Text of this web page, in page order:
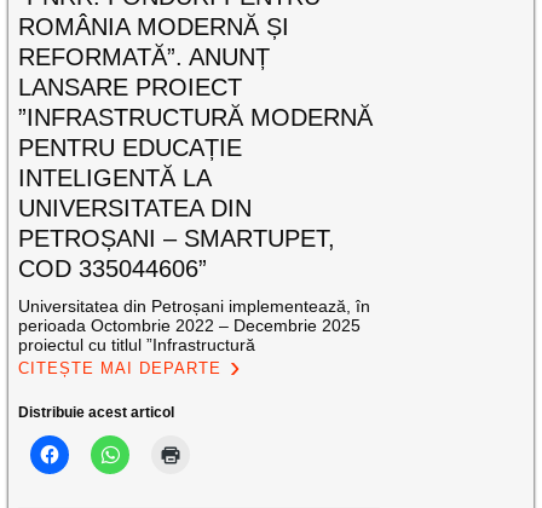
ROMÂNIA MODERNĂ ȘI
REFORMATĂ”. ANUNȚ
LANSARE PROIECT
”INFRASTRUCTURĂ MODERNĂ
PENTRU EDUCAȚIE
INTELIGENTĂ LA
UNIVERSITATEA DIN
PETROȘANI – SMARTUPET,
COD 335044606”
Universitatea din Petroșani implementează, în
perioada Octombrie 2022 – Decembrie 2025
proiectul cu titlul ”Infrastructură
CITEȘTE MAI DEPARTE
Distribuie acest articol